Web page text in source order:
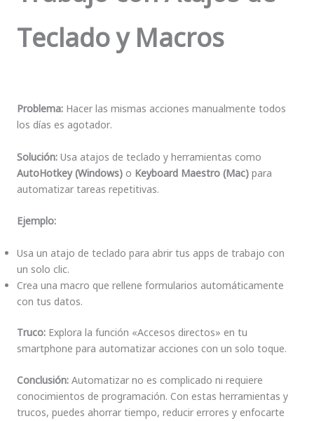
Teclado y Macros
Problema: Hacer las mismas acciones manualmente todos
los días es agotador.
Solución: Usa atajos de teclado y herramientas como
AutoHotkey (Windows) o Keyboard Maestro (Mac) para
automatizar tareas repetitivas.
Ejemplo:
Usa un atajo de teclado para abrir tus apps de trabajo con
un solo clic.
Crea una macro que rellene formularios automáticamente
con tus datos.
Truco: Explora la función «Accesos directos» en tu
smartphone para automatizar acciones con un solo toque.
Conclusión: Automatizar no es complicado ni requiere
conocimientos de programación. Con estas herramientas y
trucos, puedes ahorrar tiempo, reducir errores y enfocarte